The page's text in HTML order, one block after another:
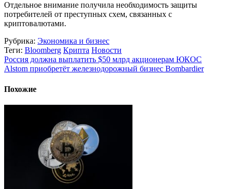
Отдельное внимание получила необходимость защиты
потребителей от преступных схем, связанных с
криптовалютами.
Рубрика: Экономика и бизнес
Теги: Bloomberg Крипта Новости
Россия должна выплатить $50 млрд акционерам ЮКОС
Alstom приобретёт железнодорожный бизнес Bombardier
Похожие